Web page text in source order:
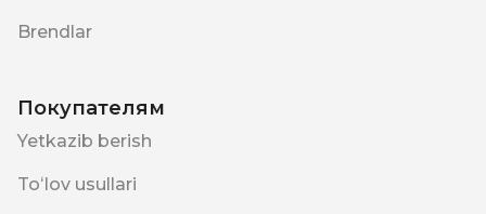
Brendlar
Покупателям
Yetkazib berish
Toʻlov usullari